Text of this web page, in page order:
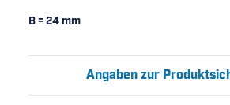
B = 24 mm
Angaben zur